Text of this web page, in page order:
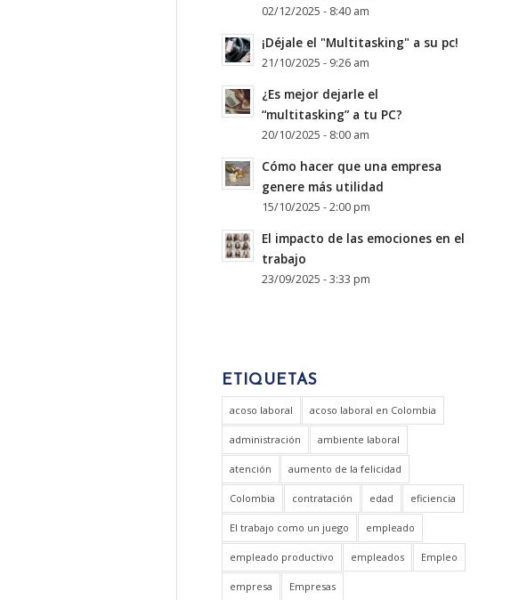
02/12/2025 - 8:40 am
¡Déjale el "Multitasking" a su pc!
21/10/2025 - 9:26 am
¿Es mejor dejarle el
“multitasking” a tu PC?
20/10/2025 - 8:00 am
Cómo hacer que una empresa
genere más utilidad
15/10/2025 - 2:00 pm
El impacto de las emociones en el
trabajo
23/09/2025 - 3:33 pm
ETIQUETAS
acoso laboral acoso laboral en Colombia
administración ambiente laboral
atención aumento de la felicidad
Colombia contratación edad eficiencia
El trabajo como un juego empleado
empleado productivo empleados Empleo
empresa Empresas